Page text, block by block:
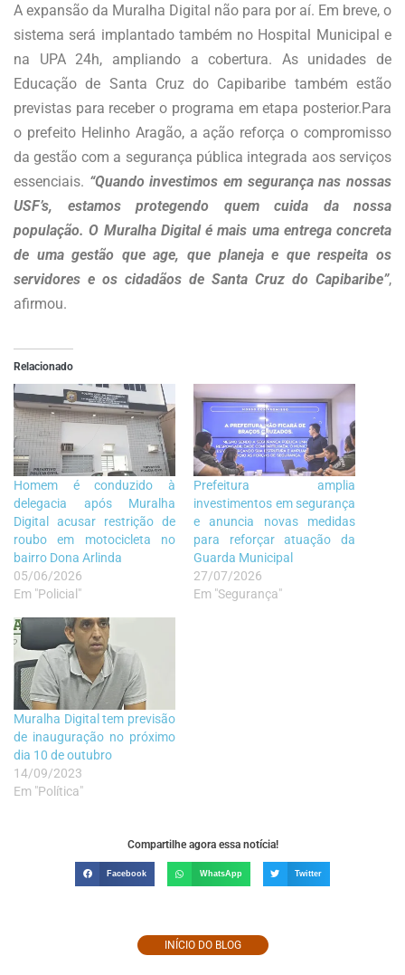
A expansão da Muralha Digital não para por aí. Em breve, o
sistema será implantado também no Hospital Municipal e
na UPA 24h, ampliando a cobertura. As unidades de
Educação de Santa Cruz do Capibaribe também estão
previstas para receber o programa em etapa posterior.Para
o prefeito Helinho Aragão, a ação reforça o compromisso
da gestão com a segurança pública integrada aos serviços
essenciais. “Quando investimos em segurança nas nossas
USF’s, estamos protegendo quem cuida da nossa
população. O Muralha Digital é mais uma entrega concreta
de uma gestão que age, que planeja e que respeita os
servidores e os cidadãos de Santa Cruz do Capibaribe”,
afirmou.
Relacionado
Homem é conduzido à
delegacia após Muralha
Digital acusar restrição de
roubo em motocicleta no
bairro Dona Arlinda
05/06/2026
Em "Policial"
Prefeitura amplia
investimentos em segurança
e anuncia novas medidas
para reforçar atuação da
Guarda Municipal
27/07/2026
Em "Segurança"
Muralha Digital tem previsão
de inauguração no próximo
dia 10 de outubro
14/09/2023
Em "Política"
Compartilhe agora essa notícia!
Facebook WhatsApp Twitter
INÍCIO DO BLOG